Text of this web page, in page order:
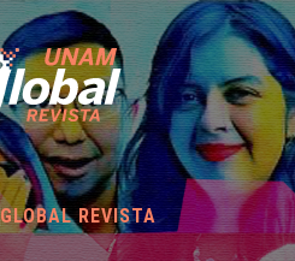
GLOBAL REVISTA